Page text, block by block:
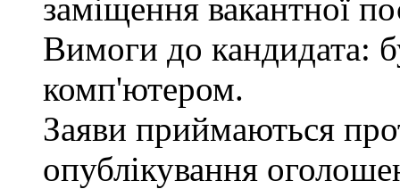
заміщення вакантної
Вимоги до кандидата:
комп'ютером.
Заяви приймаються
опублікування